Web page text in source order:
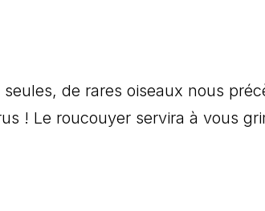
de rares oiseaux nous
! Le roucouyer servira à vous